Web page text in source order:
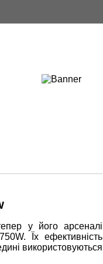
у його арсеналі
Їх ефективність
використовуються